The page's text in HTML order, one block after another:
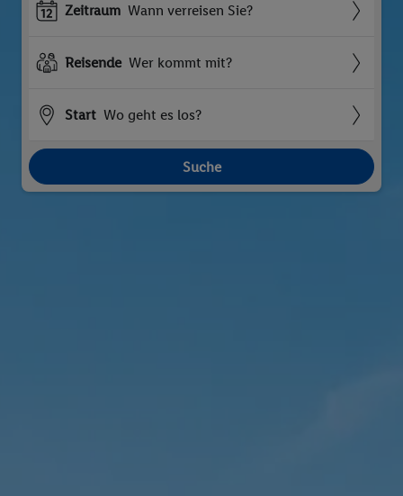
Zeitraum Wann verreisen Sie?
Reisende Wer kommt mit?
Start Wo geht es los?
Suche